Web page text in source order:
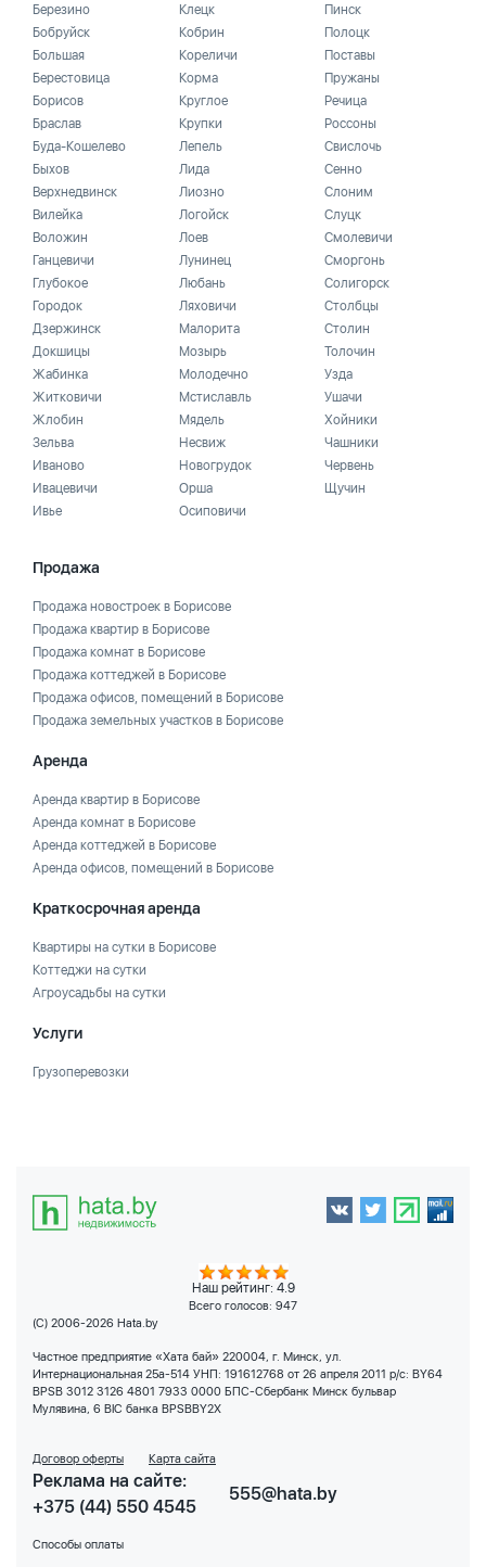
Березино
Бобруйск
Большая
Берестовица
Борисов
Браслав
Буда-Кошелево
Быхов
Верхнедвинск
Вилейка
Воложин
Ганцевичи
Глубокое
Городок
Дзержинск
Докшицы
Жабинка
Житковичи
Жлобин
Зельва
Иваново
Ивацевичи
Ивье
Клецк
Кобрин
Кореличи
Корма
Круглое
Крупки
Лепель
Лида
Лиозно
Логойск
Лоев
Лунинец
Любань
Ляховичи
Малорита
Мозырь
Молодечно
Мстиславль
Мядель
Несвиж
Новогрудок
Орша
Осиповичи
Пинск
Полоцк
Поставы
Пружаны
Речица
Россоны
Свислочь
Сенно
Слоним
Слуцк
Смолевичи
Сморгонь
Солигорск
Столбцы
Столин
Толочин
Узда
Ушачи
Хойники
Чашники
Червень
Щучин
Продажа
Продажа новостроек в Борисове
Продажа квартир в Борисове
Продажа комнат в Борисове
Продажа коттеджей в Борисове
Продажа офисов, помещений в Борисове
Продажа земельных участков в Борисове
Аренда
Аренда квартир в Борисове
Аренда комнат в Борисове
Аренда коттеджей в Борисове
Аренда офисов, помещений в Борисове
Краткосрочная аренда
Квартиры на сутки в Борисове
Коттеджи на сутки
Агроусадьбы на сутки
Услуги
Грузоперевозки
Наш рейтинг: 4.9
Всего голосов: 947
(C) 2006-2026 Hata.by
Частное предприятие «Хата бай» 220004, г. Минск, ул.
Интернациональная 25а-514 УНП: 191612768 от 26 апреля 2011 р/с: BY64
BPSB 3012 3126 4801 7933 0000 БПС-Сбербанк Минск бульвар
Мулявина, 6 BIC банка BPSBBY2X
Договор оферты Карта сайта
Реклама на сайте:
+375 (44) 550 4545
555@hata.by
Способы оплаты